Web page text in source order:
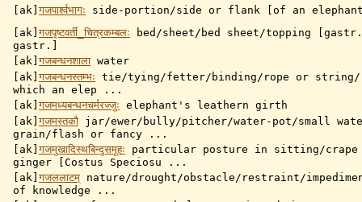
[ak]गजपार्श्वभागः side-portion/side or flank [of an
[ak]गजपृष्टवर्ती_चित्रकम्बलः bed/sheet/bed sheet/topping
gastr.]
[ak]गजबन्धनशाला water
[ak]गजबन्धनस्तम्भः tie/tying/fetter/binding/rope or string/
which an elep ...
[ak]गजमध्यबन्धनचर्मरज्जुः elephant's leathern girth
[ak]गजमस्तकौ jar/ewer/bully/pitcher/water-pot/small
grain/flash or fancy ...
[ak]गजमुखादिस्थबिन्दुसमूहः
particular posture in sitting/crape
ginger [Costus Speciosu ...
[ak]गजललाटम् nature/drought/obstacle/restraint/
of knowledge ...